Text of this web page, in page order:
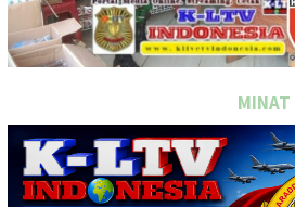
MINAT PASANG IKLAN